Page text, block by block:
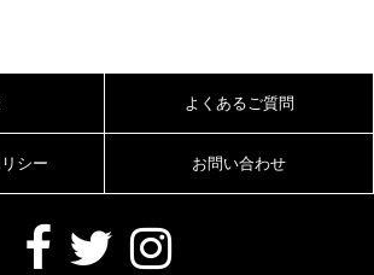
よくあるご質問
シー お問い合わせ